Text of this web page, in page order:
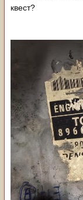
квест?